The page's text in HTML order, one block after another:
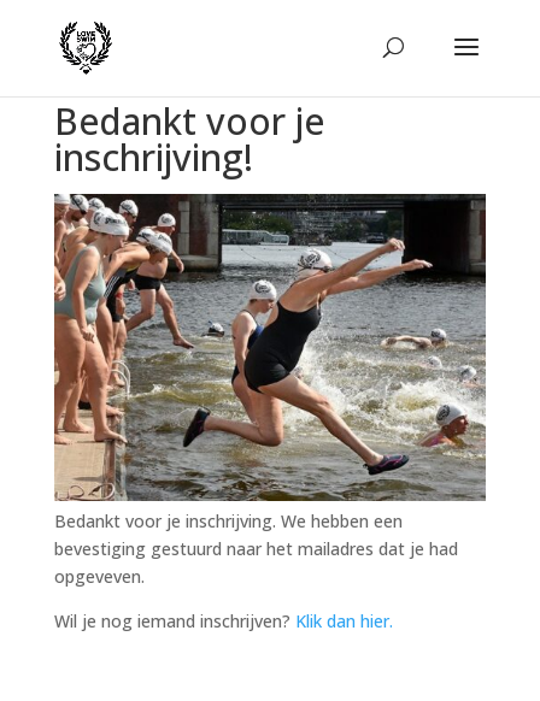
Bedankt voor je
inschrijving!
Bedankt voor je inschrijving. We hebben een
bevestiging gestuurd naar het mailadres dat je had
opgeveven.
Wil je nog iemand inschrijven? Klik dan hier.